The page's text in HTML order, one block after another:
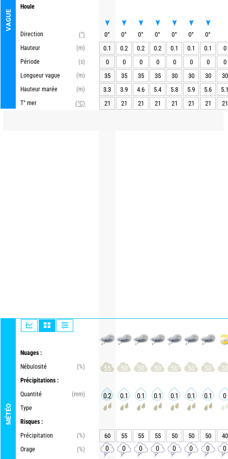
VAGUE
Houle
Direction
(°)
Hauteur
(m)
Période
(s)
Longueur vague
(m)
Hauteur marée
(m)
T° mer
(°C)
MÉTÉO
Nuages :
Nébulosité
(%)
Précipitations :
Quantité
(mm)
Type
Risques :
Précipitation
(%)
Orage
(%)
0° 0° 0° 0° 0° 0° 0°
0.1
0.2 0.2 0.2 0.1 0.1 0.1
0
0
0 0 0 0 0 0
0
35
35 35 35 30 30 30
30
3.3
3.9 4.6 5.4 5.8 5.9 5.6
5.1
21
21 21 21 21 21 21 21
55 50 50 50 50 50 50 50
0.2 0.1 0.1 0.1 0.1 0.1 0.1 0
60 55 55 55 50 50 50 40
0 0 0 0 0 0 0 0